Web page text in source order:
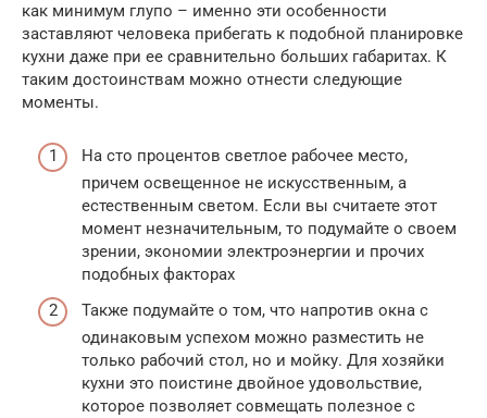
как минимум глупо – именно эти особенности
заставляют человека прибегать к подобной планировке
кухни даже при ее сравнительно больших габаритах. К
таким достоинствам можно отнести следующие
моменты.
На сто процентов светлое рабочее место,
причем освещенное не искусственным, а
естественным светом. Если вы считаете этот
момент незначительным, то подумайте о своем
зрении, экономии электроэнергии и прочих
подобных факторах
Также подумайте о том, что напротив окна с
одинаковым успехом можно разместить не
только рабочий стол, но и мойку. Для хозяйки
кухни это поистине двойное удовольствие,
которое позволяет совмещать полезное с